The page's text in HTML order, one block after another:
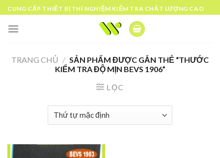
Skip
to
content
CUNG CẤP THIẾT BỊ THÍ NGHIỆM KIỂM TRA CHẤT LƯỢNG CAO
TRANG CHỦ / SẢN PHẨM ĐƯỢC GẮN THẺ “THƯỚC
KIỂM TRA ĐỘ MỊN BEVS 1906”
LỌC